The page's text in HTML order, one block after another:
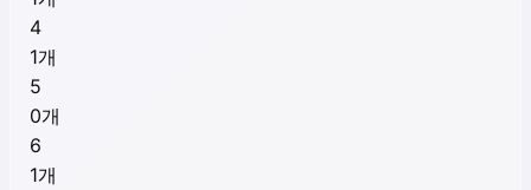
4
1개
5
0개
6
1개